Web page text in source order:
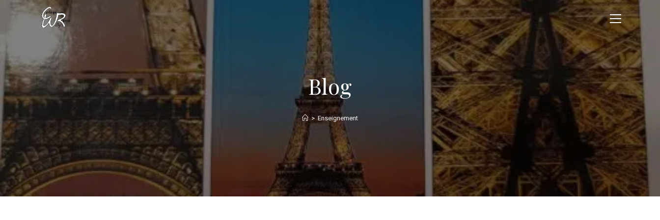
Blog
> Enseignement